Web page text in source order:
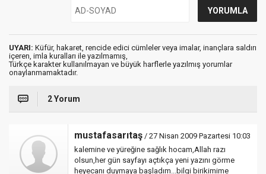
UYARI: Küfür, hakaret, rencide edici cümleler veya imalar, inançlara saldırı
içeren, imla kuralları ile yazılmamış,
Türkçe karakter kullanılmayan ve büyük harflerle yazılmış yorumlar
onaylanmamaktadır.
2 Yorum
mustafasarıtaş / 27 Nisan 2009 Pazartesi 10:03
kalemine ve yüreğine sağlık hocam,Allah razı
olsun,her gün sayfayı açtıkça yeni yazını görme
heyecanı duymaya başladım...bilgi birikimime